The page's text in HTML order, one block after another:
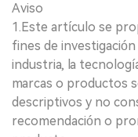
Aviso
1.Este artículo se
fines de
industria, la
marcas o productos
descriptivos y no
recomendación o